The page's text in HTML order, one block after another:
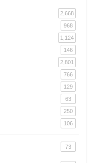
2,668
968
1,124
146
2,801
766
129
63
250
106
73